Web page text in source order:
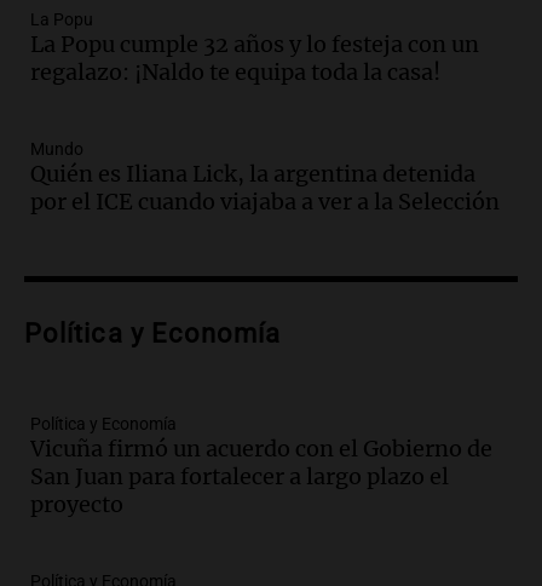
de hacienda: “Las tecnologías no
reemplazan el contacto con la gente”
La Argentina, hoy
Audio.
un pozo de 17 metros en Nueva Córdoba
Panorama Federal
Audio.Lanzamiento del Tigo 7 CSH: el
al mercado argentino
Audio.Perito Moreno recibe la Copa
Mundial de Natación de Invierno con
récords y atletas de 20 países
Amamos Argentina
Audio.Conductor imputado por
La Popu
La Popu cumple 32 años y lo festeja con un
regalazo: ¡Naldo te equipa toda la casa!
Mundo
Quién es Iliana Lick, la argentina detenida
por el ICE cuando viajaba a ver a la Selección
Política y Economía
Política y Economía
Vicuña firmó un acuerdo con el Gobierno de
San Juan para fortalecer a largo plazo el
proyecto